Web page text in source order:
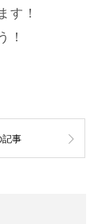
す！
！
記事